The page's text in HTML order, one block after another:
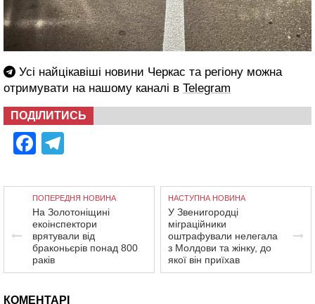
Усі найцікавіші новини Черкас та регіону можна
отримувати на нашому каналі в Telegram
ПОДІЛИТИСЬ
Facebook
ПОПЕРЕДНЯ НОВИНА
На Золотоніщині
екоінспектори
врятували від
браконьєрів понад 800
раків
НАСТУПНА НОВИНА
У Звенигородці
міграційники
оштрафували нелегала
з Молдови та жінку, до
якої він приїхав
КОМЕНТАРІ